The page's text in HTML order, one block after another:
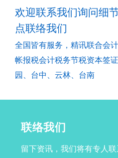
欢迎联系我们询问细
点联络我们
全国皆有服务，精讯联合会
帐报税会计税务节税资本签
园、台中、云林、台南
联络我们
留下资讯，我们将有专人